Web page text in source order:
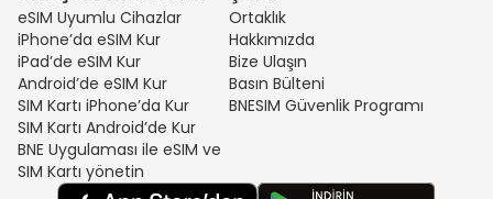
eSIM Uyumlu Cihazlar
iPhone’da eSIM Kur
iPad’de eSIM Kur
Android’de eSIM Kur
SIM Kartı iPhone’da Kur
SIM Kartı Android’de Kur
BNE Uygulaması ile eSIM ve
SIM Kartı yönetin
Ortaklık
Hakkımızda
Bize Ulaşın
Basın Bülteni
BNESIM Güvenlik Programı